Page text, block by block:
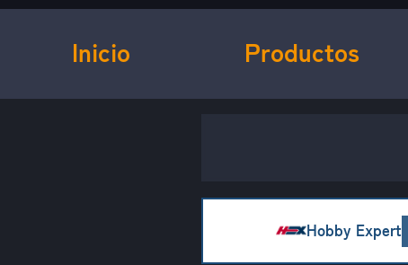
Inicio Productos
Hobby Expert